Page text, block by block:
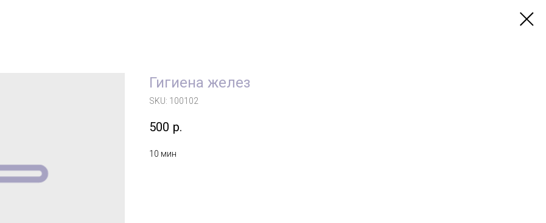
Гигиена желез
SKU: 100102
500 р.
10 мин